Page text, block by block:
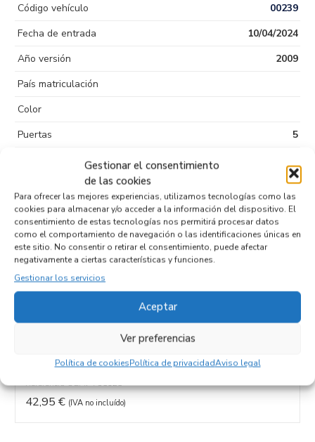
Gestionar el consentimiento
de las cookies
Para ofrecer las mejores experiencias, utilizamos tecnologías como las
cookies para almacenar y/o acceder a la información del dispositivo. El
consentimiento de estas tecnologías nos permitirá procesar datos
como el comportamiento de navegación o las identificaciones únicas en
este sitio. No consentir o retirar el consentimiento, puede afectar
negativamente a ciertas características y funciones.
Gestionar los servicios
Aceptar
Ver preferencias
Política de cookiesPolítica de privacidadAviso legal
Código vehículo
00239
Fecha de entrada
10/04/2024
Año versión
2009
País matriculación
Color
Puertas
5
Código motor
8HZDV4TD
Código cambio
Productos relacionados
RADIADOR AGUA 735125
Recambios PEUGEOT 207 BFS
Referencia OEM: 735125
42,95 € (IVA no incluído)